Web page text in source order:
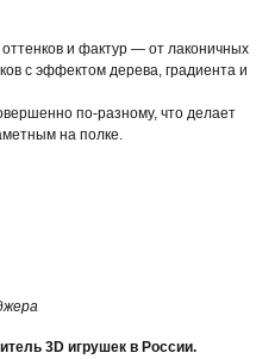
и фактур — от лаконичных
с эффектом дерева, градиента и
по-разному, что делает
на полке.
3D игрушек в России.